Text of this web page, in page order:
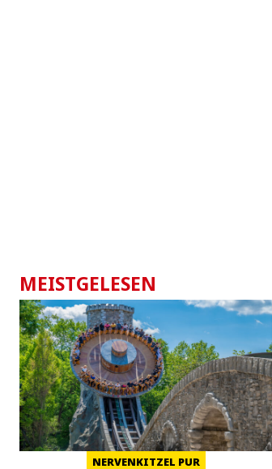
MEISTGELESEN
NERVENKITZEL PUR